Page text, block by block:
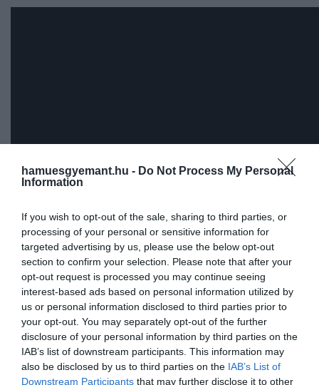
hamuesgyemant.hu - Do Not Process My Personal
Information
If you wish to opt-out of the sale, sharing to third parties, or
processing of your personal or sensitive information for
targeted advertising by us, please use the below opt-out
section to confirm your selection. Please note that after your
opt-out request is processed you may continue seeing
interest-based ads based on personal information utilized by
us or personal information disclosed to third parties prior to
your opt-out. You may separately opt-out of the further
disclosure of your personal information by third parties on the
IAB’s list of downstream participants. This information may
also be disclosed by us to third parties on the IAB’s List of
Downstream Participants that may further disclose it to other
Ez egy lehetetlen film volt,
minden olyan dolog, ami úgy
tűnt, megfilmesíthetetlen, az
ebben az alkotásban
működött. Ráadásul minden